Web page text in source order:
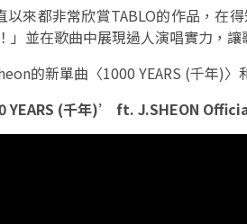
以來都非常欣賞TABLO的作品，在
」並在歌曲中展現過人演唱實力，讓
的新單曲〈1000 YEARS (千年)〉
YEARS (千年)’ ft. J.SHEON